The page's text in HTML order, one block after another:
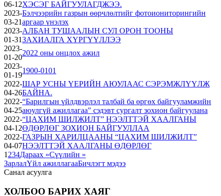
06-12ХЭСЭГ БАЙГУУЛАГДЖЭЭ.
2023-
03-21
Бэлчээрийн газрын өөрчлөлтийг фотоиониторингийн
аргаар үнэлэх
2023-
01-31
АЛБАН ТУШААЛЫН СУЛ ОРОН ТООНЫ
ЗАХИАЛГА ХҮРГҮҮЛЛЭЭ
2023-
01-20
2022 оны онцлох ажил
2023-
01-19
1900-0101
2022-
04-26
ШАР УСНЫ ҮЕРИЙН АЮУЛААС СЭРЭМЖЛҮҮЛЖ
БАЙНА.
2022-
04-25
“Барилгын үйлдвэрлэл талбай ба өргөх байгууламжийн
аюулгүй ажиллагаа" сэдэвт сургалт зохион байгуулана
2022-
04-12
“ЦАХИМ ШИЛЖИЛТ” НЭЭЛТТЭЙ ХААЛГАНЫ
ӨДӨРЛӨГ ЗОХИОН БАЙГУУЛЛАА
2022-
04-07
ГАЗРЫН ХАРИЛЦААНЫ “ЦАХИМ ШИЛЖИЛТ”
НЭЭЛТТЭЙ ХААЛГАНЫ ӨДӨРЛӨГ
1 234Дараах »Сүүлийн »
ЗарлалҮйл ажиллагааБичлэгт мэдээ
Санал асуулга
ХОЛБОО БАРИХ ХАЯГ